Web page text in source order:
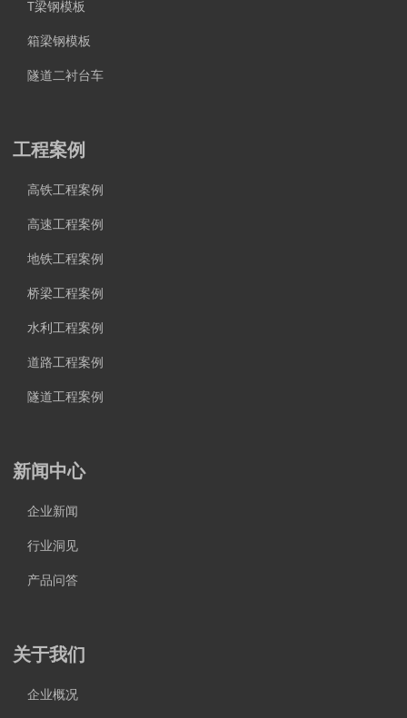
T梁钢模板
箱梁钢模板
隧道二衬台车
工程案例
高铁工程案例
高速工程案例
地铁工程案例
桥梁工程案例
水利工程案例
道路工程案例
隧道工程案例
新闻中心
企业新闻
行业洞见
产品问答
关于我们
企业概况